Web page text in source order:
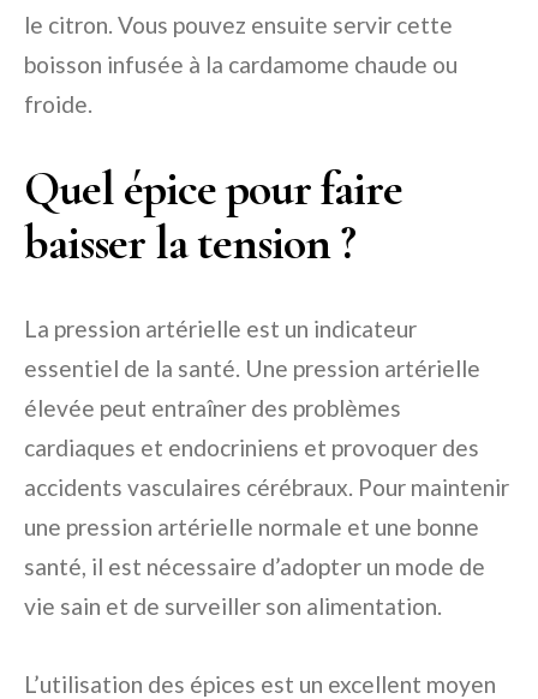
le citron. Vous pouvez ensuite servir cette
boisson infusée à la cardamome chaude ou
froide.
Quel épice pour faire
baisser la tension ?
La pression artérielle est un indicateur
essentiel de la santé. Une pression artérielle
élevée peut entraîner des problèmes
cardiaques et endocriniens et provoquer des
accidents vasculaires cérébraux. Pour maintenir
une pression artérielle normale et une bonne
santé, il est nécessaire d’adopter un mode de
vie sain et de surveiller son alimentation.
L’utilisation des épices est un excellent moyen